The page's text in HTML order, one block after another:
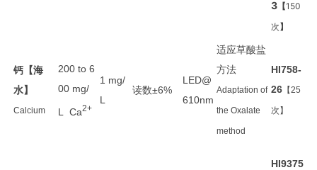
3 【150
次】
钙 【海
水】
Calcium
200 to 6
00 mg/
L Ca2+
1 mg/
L
读数±6%
LED@
610nm
适应草酸盐
方法
Adaptation of
the Oxalate
method
HI758-
26 【25
次】
HI9375